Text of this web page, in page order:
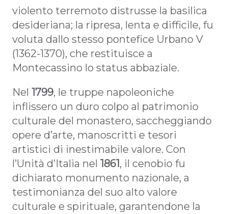
violento terremoto distrusse la basilica
desideriana; la ripresa, lenta e difficile, fu
voluta dallo stesso pontefice Urbano V
(1362-1370), che restituisce a
Montecassino lo status abbaziale.
Nel 1799, le truppe napoleoniche
inflissero un duro colpo al patrimonio
culturale del monastero, saccheggiando
opere d’arte, manoscritti e tesori
artistici di inestimabile valore. Con
l’Unità d’Italia nel 1861, il cenobio fu
dichiarato monumento nazionale, a
testimonianza del suo alto valore
culturale e spirituale, garantendone la